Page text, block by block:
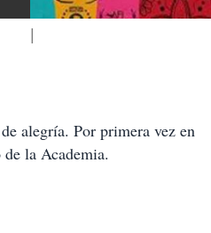
alegría. Por primera vez en
la Academia.